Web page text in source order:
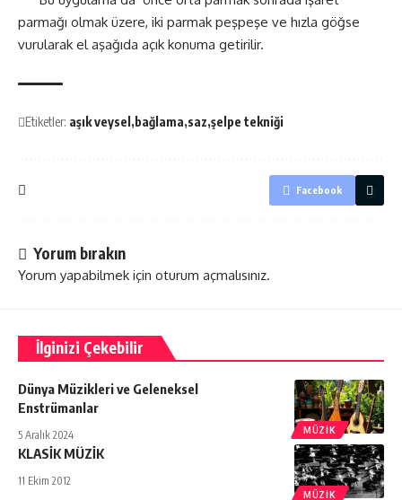
parmağı olmak üzere, iki parmak peşpeşe ve hızla göğse
vurularak el aşağıda açık konuma getirilir.
Etiketler: aşık veysel bağlama saz şelpe tekniği
Facebook
Yorum bırakın
Yorum yapabilmek için oturum açmalısınız.
İlginizi Çekebilir
MÜZIK
Dünya Müzikleri ve Geleneksel
Enstrümanlar
5 Aralık 2024
MÜZIK
KLASİK MÜZİK
11 Ekim 2012